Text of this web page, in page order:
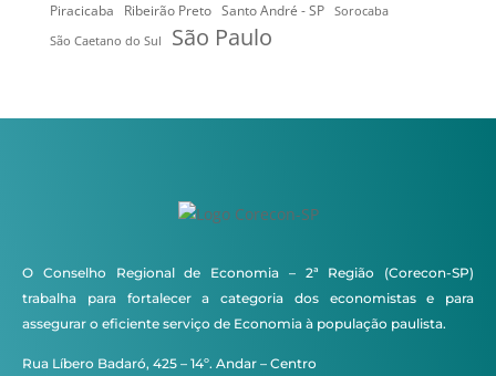
Piracicaba Ribeirão Preto Santo André - SP
Sorocaba
São Caetano do Sul
São Paulo
O Conselho Regional de Economia – 2ª Região (Corecon-SP)
trabalha para fortalecer a categoria dos economistas e para
assegurar o eficiente serviço de Economia à população paulista.
Rua Líbero Badaró, 425 – 14º. Andar – Centro